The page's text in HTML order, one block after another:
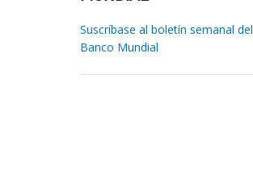
Suscríbase al boletín semanal del
Banco Mundial